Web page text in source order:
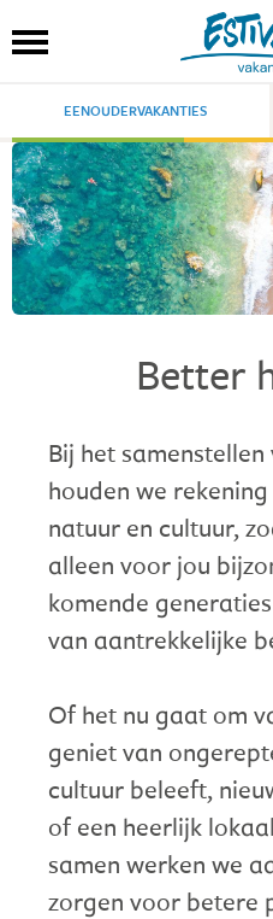
EENOUDERVAKANTIES
Better
Bij het
houden we
natuur en cultuur,
alleen voor jou
komende
van aantrekkelijke
Of het nu gaat om
geniet van
cultuur beleeft,
of een heerlijk
samen werken we
zorgen voor betere